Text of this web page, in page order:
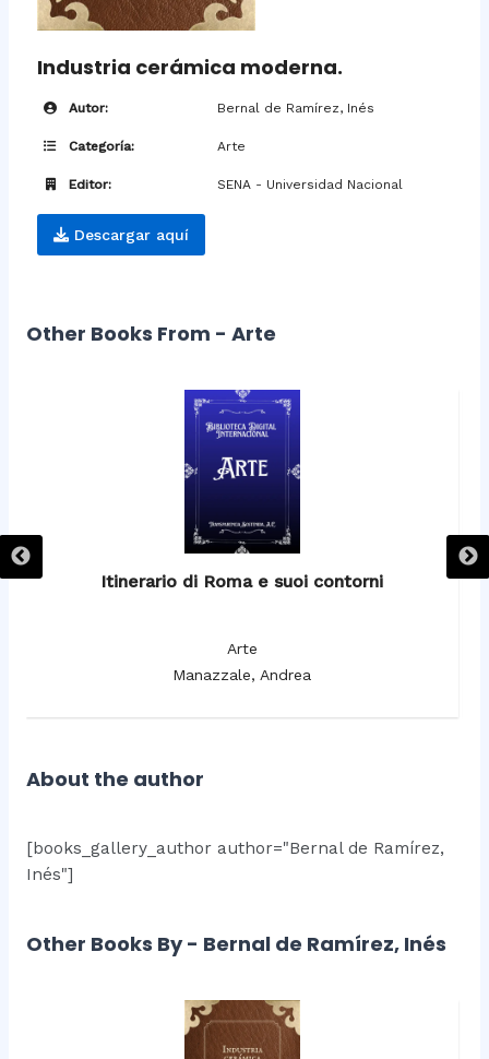
Industria cerámica moderna.
Autor: Bernal de Ramírez, Inés
Categoría: Arte
Editor: SENA - Universidad Nacional
Descargar aquí
Other Books From - Arte
Itinerario di Roma e suoi contorni
Arte
Manazzale, Andrea
About the author
[books_gallery_author author="Bernal de Ramírez,
Inés"]
Other Books By - Bernal de Ramírez, Inés